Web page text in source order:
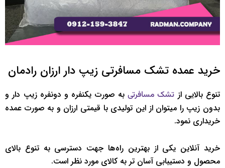
خرید عمده تشک مسافرتی زیپ دار ارزان رادمان
تنوع بالایی از تشک مسافرتی به صورت یکنفره و دونفره زیپ دار و
بدون زیپ را میتوان از این تولیدی با قیمتی ارزان و به صورت عمده
خریداری نمود.
خرید آنلاین یکی از بهترین راه‌ها جهت دسترسی به تنوع بالای
محصول و دستیبابی آسان تر به کالای مورد نظر است.